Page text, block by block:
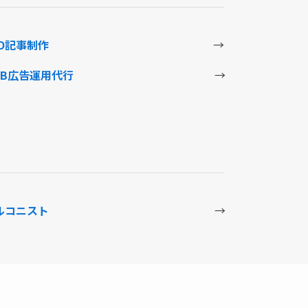
記事制作
→
広告運用代行
→
コニスト →